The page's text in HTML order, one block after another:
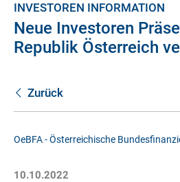
INVESTOREN INFORMATION
Neue Investoren
Republik Österreich
Zurück
OeBFA - Österreichische
10.10.2022